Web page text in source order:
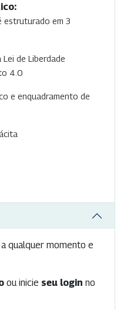
estruturado em 3
de Liberdade
4.0
e enquadramento de
qualquer momento e
ou inicie seu login no